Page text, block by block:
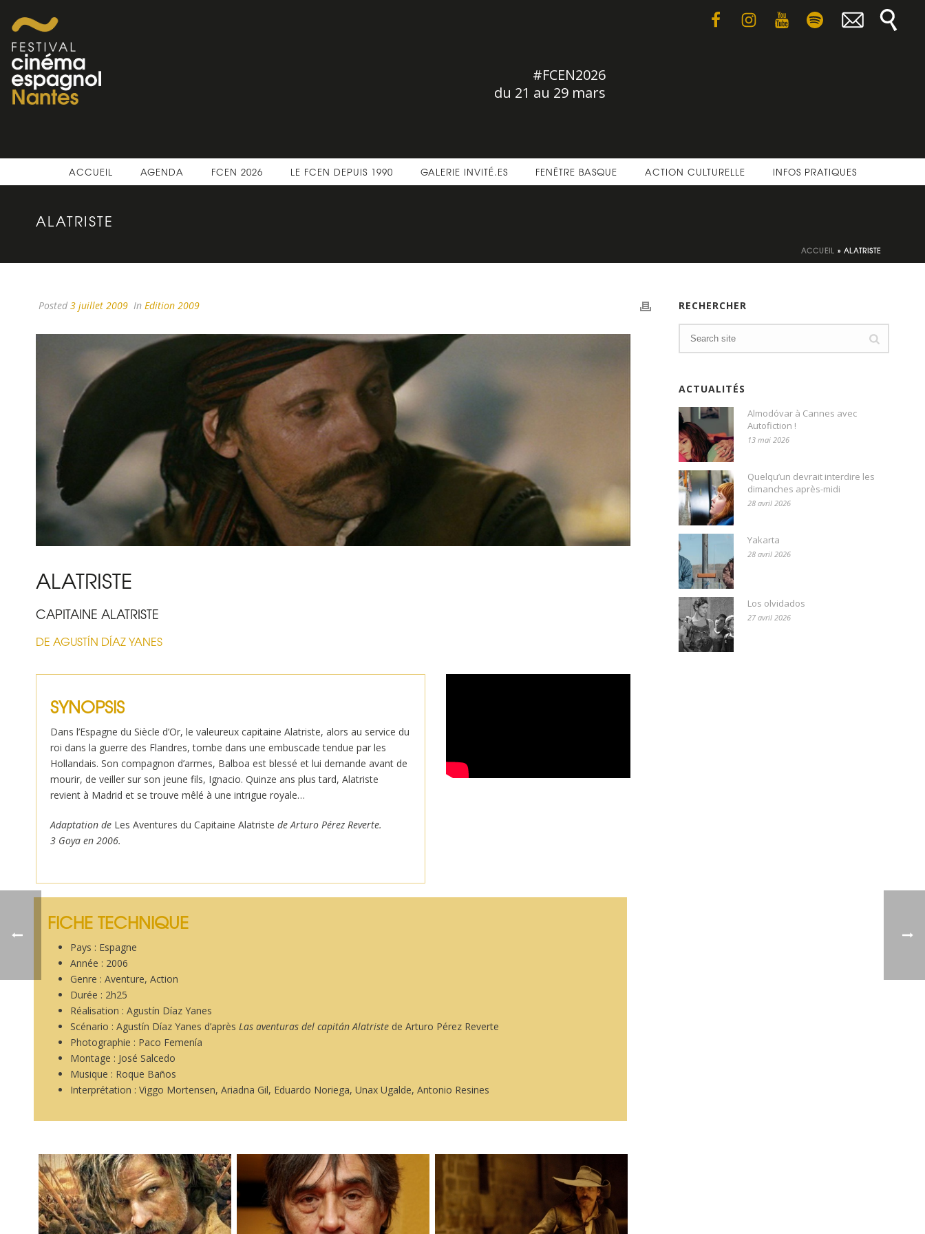
#FCEN2026
du 21 au 29 mars
ACCUEIL AGENDA FCEN 2026 LE FCEN DEPUIS 1990 GALERIE INVITÉ.ES FENÊTRE BASQUE ACTION CULTURELLE INFOS PRATIQUES
ALATRISTE
ACCUEIL » ALATRISTE
Posted 3 juillet 2009 In Edition 2009
ALATRISTE
CAPITAINE ALATRISTE
DE AGUSTÍN DÍAZ YANES
SYNOPSIS
Dans l’Espagne du Siècle d’Or, le valeureux capitaine Alatriste, alors au service du
roi dans la guerre des Flandres, tombe dans une embuscade tendue par les
Hollandais. Son compagnon d’armes, Balboa est blessé et lui demande avant de
mourir, de veiller sur son jeune fils, Ignacio. Quinze ans plus tard, Alatriste
revient à Madrid et se trouve mêlé à une intrigue royale…
Adaptation de Les Aventures du Capitaine Alatriste de Arturo Pérez Reverte.
3 Goya en 2006.
FICHE TECHNIQUE
Pays : Espagne
Année : 2006
Genre : Aventure, Action
Durée : 2h25
Réalisation : Agustín Díaz Yanes
Scénario : Agustín Díaz Yanes d’après Las aventuras del capitán Alatristede Arturo Pérez Reverte
Photographie : Paco Femenía
Montage : José Salcedo
Musique : Roque Baños
Interprétation : Viggo Mortensen, Ariadna Gil, Eduardo Noriega, Unax Ugalde, Antonio Resines
RECHERCHER
ACTUALITÉS
Almodóvar à Cannes avec
Autofiction !
13 mai 2026
Quelqu’un devrait interdire les
dimanches après-midi
28 avril 2026
Yakarta
28 avril 2026
Los olvidados
27 avril 2026